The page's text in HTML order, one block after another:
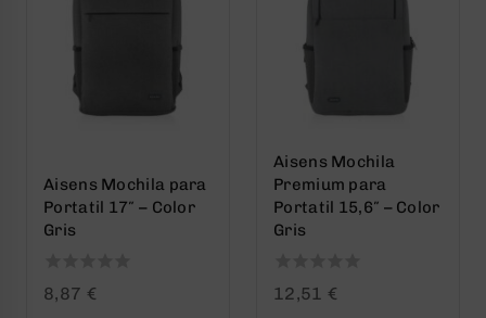
Aisens Mochila para
Portatil 17″ – Color
Gris
0
8,87 €
Aisens Mochila
Premium para
Portatil 15,6″ – Color
Gris
012,51 €